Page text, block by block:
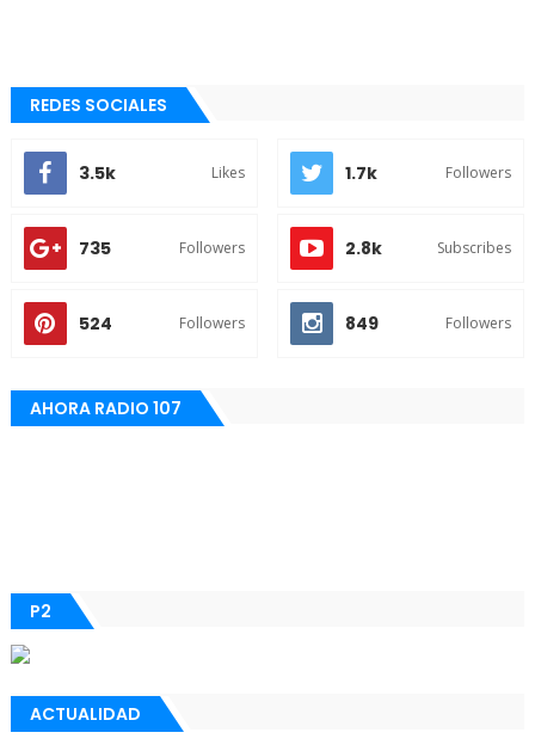
REDES SOCIALES
3.5k Likes 1.7k Followers
735 Followers 2.8k Subscribes
524 Followers 849 Followers
AHORA RADIO 107
P2
ACTUALIDAD